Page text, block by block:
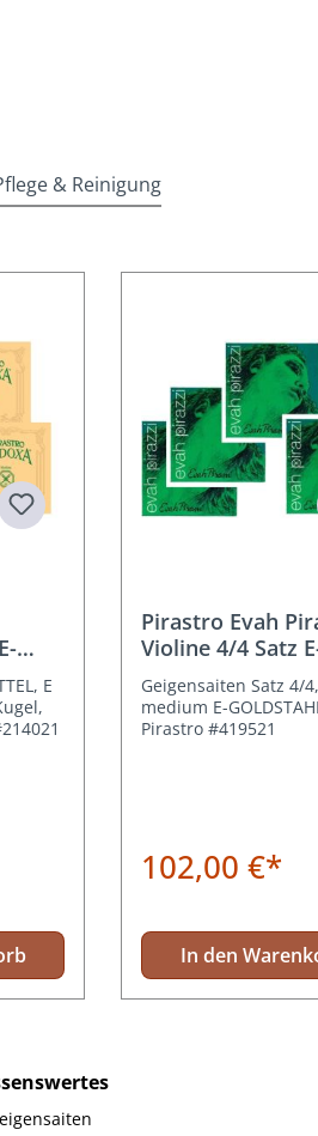
& Reinigung
E
Pirastro Evah
Violine 4/4 Satz
Kugel
Geigensaiten Satz 4/
medium E-
Pirastro #419521
102,00 €*
In den